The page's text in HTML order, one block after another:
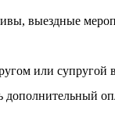
выездные
или супругой